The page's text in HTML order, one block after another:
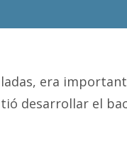
era
desarrollar el